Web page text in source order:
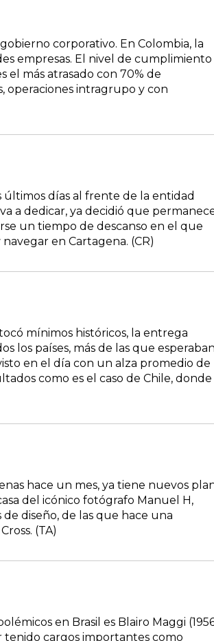
corporativo. En Colombia, la
empresas. El nivel de cumplimiento
el más atrasado con 70% de
operaciones intragrupo y con
últimos días al frente de la entidad
a dedicar, ya decidió que
un tiempo de descanso en el que
en Cartagena. (CR)
mínimos históricos, la entrega
los países, más de las que
en el día con un alza promedio de
como es el caso de Chile, donde
hace un mes, ya tiene nuevos
del icónico fotógrafo Manuel H,
diseño, de las que hace una
(TA)
en Brasil es Blairo Maggi
cargos importantes como